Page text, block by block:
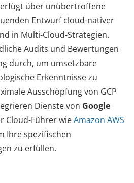
über unübertroffene
Entwurf cloud-nativer
in Multi-Cloud-Strategien.
Audits und Bewertungen
durch, um umsetzbare
Erkenntnisse zu
Ausschöpfung von GCP
Dienste von Google
Cloud-Führer wieAmazon AWS
Ihre spezifischen
zu erfüllen.